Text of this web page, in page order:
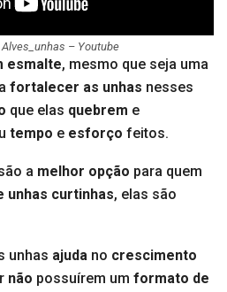
– Youtube
esmalte, mesmo que seja uma
a fortalecer as unhas nesses
que elas quebrem e
tempo e esforço feitos.
a melhor opção para quem
unhas curtinhas, elas são
unhas ajuda no crescimento
não possuírem um formato de